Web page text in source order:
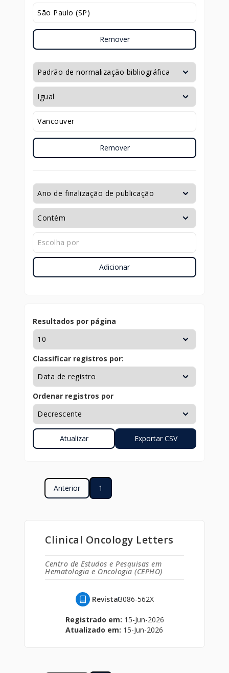
Remover
Remover
Adicionar
Resultados por página
Classificar registros por:
Ordenar registros por
Anterior 1
Clinical Oncology Letters
Centro de Estudos e Pesquisas em
Hematologia e Oncologia (CEPHO)
Revista3086-562X
Registrado em: 15-Jun-2026
Atualizado em: 15-Jun-2026